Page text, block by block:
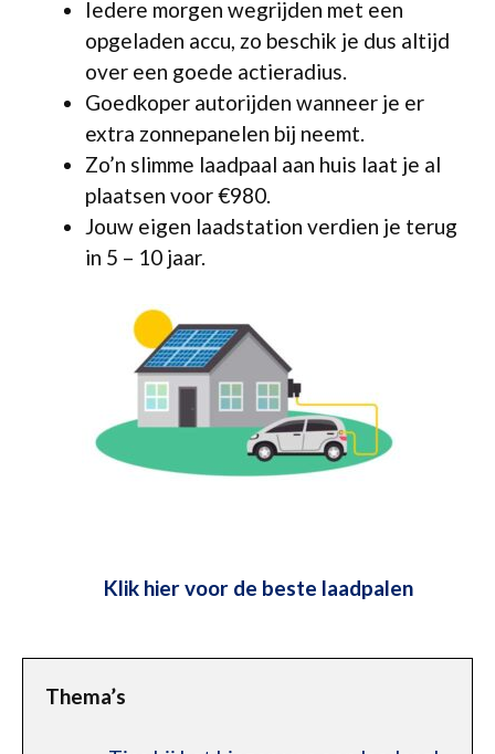
Iedere morgen wegrijden met een
opgeladen accu, zo beschik je dus altijd
over een goede actieradius.
Goedkoper autorijden wanneer je er
extra zonnepanelen bij neemt.
Zo’n slimme laadpaal aan huis laat je al
plaatsen voor €980.
Jouw eigen laadstation verdien je terug
in 5 – 10 jaar.
Klik hier voor de beste laadpalen
Thema’s